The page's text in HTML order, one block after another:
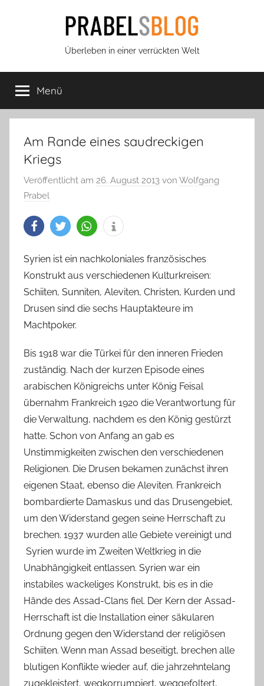
Prabels
Blog
Überleben in einer verrückten Welt
Menü
Am Rande eines saudreckigen
Kriegs
Veröffentlicht am 26. August 2013 von Wolfgang
Prabel
Syrien ist ein nachkoloniales französisches
Konstrukt aus verschiedenen Kulturkreisen:
Schiiten, Sunniten, Aleviten, Christen, Kurden und
Drusen sind die sechs Hauptakteure im
Machtpoker.
Bis 1918 war die Türkei für den inneren Frieden
zuständig. Nach der kurzen Episode eines
arabischen Königreichs unter König Feisal
übernahm Frankreich 1920 die Verantwortung für
die Verwaltung, nachdem es den König gestürzt
hatte. Schon von Anfang an gab es
Unstimmigkeiten zwischen den verschiedenen
Religionen. Die Drusen bekamen zunächst ihren
eigenen Staat, ebenso die Aleviten. Frankreich
bombardierte Damaskus und das Drusengebiet,
um den Widerstand gegen seine Herrschaft zu
brechen. 1937 wurden alle Gebiete vereinigt und
Syrien wurde im Zweiten Weltkrieg in die
Unabhängigkeit entlassen. Syrien war ein
instabiles wackeliges Konstrukt, bis es in die
Hände des Assad-Clans fiel. Der Kern der Assad-
Herrschaft ist die Installation einer säkularen
Ordnung gegen den Widerstand der religiösen
Schiiten. Wenn man Assad beseitigt, brechen alle
blutigen Konflikte wieder auf, die jahrzehntelang
zugekleistert, wegkorrumpiert, weggefoltert,